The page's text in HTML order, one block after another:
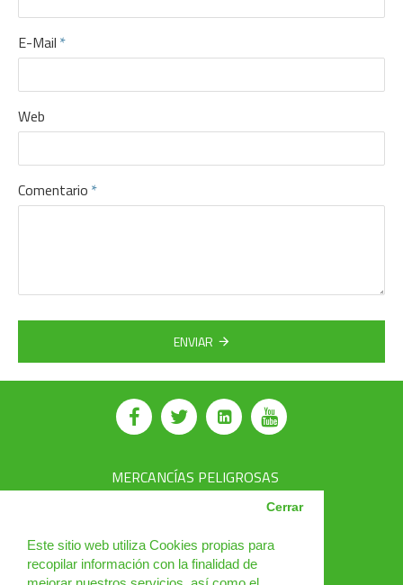
Este sitio web utiliza Cookies propias para
recopilar información con la finalidad de
Cerrar
E-Mail
Web
Comentario
ENVIAR
MERCANCÍAS PELIGROSAS
PRODUCTOS
CURSOS